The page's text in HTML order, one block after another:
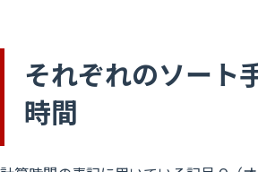
それぞれのソート
時間